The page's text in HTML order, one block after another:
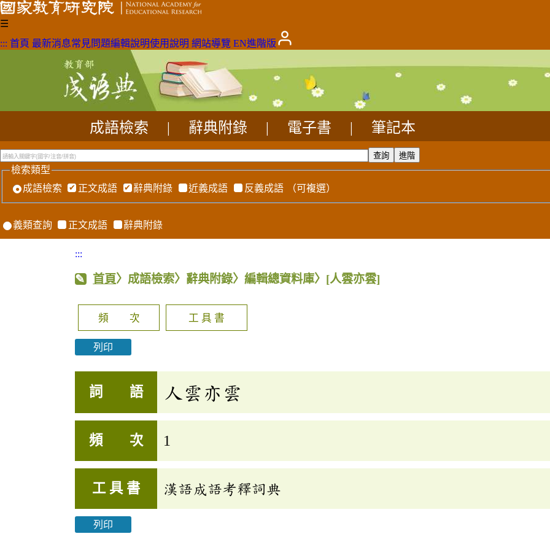
☰
::: 首頁 最新消息常見問題編輯說明使用說明 網站導覽 EN進階版
成語檢索 辭典附錄 電子書 筆記本
檢索類型
成語檢索
正文成語 辭典附錄 近義成語 反義成語 （可複選）
義類查詢 正文成語 辭典附錄
:::
首頁〉成語檢索〉辭典附錄〉編輯總資料庫〉 [人雲亦雲]
頻 次 工 具 書
列印
詞 語 人雲亦雲
頻 次 1
工 具 書 漢語成語考釋詞典
列印